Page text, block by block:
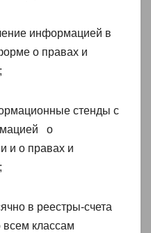
информацией в
о правах и
стенды с
о
и о правах и
в реестры-счета
всем классам